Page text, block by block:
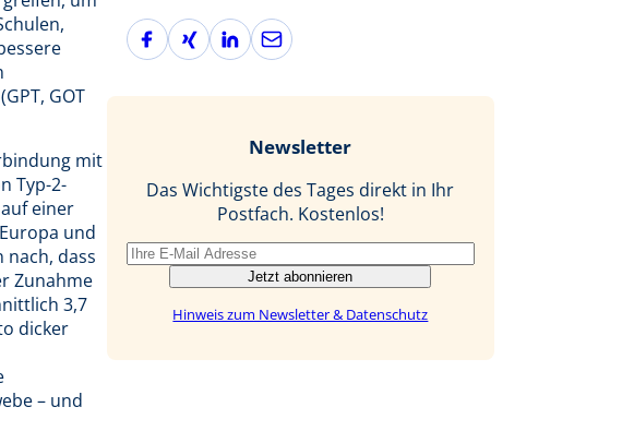
GOT
mit
Typ-2-
einer
und
nach, dass
Zunahme
3,7
dicker
– und
F
a
X
i
L
i
n
E
-
l
Newsletter
Das Wichtigste des Tages direkt in Ihr
Postfach. Kostenlos!
Jetzt abonnieren
Hinweis zum Newsletter & Datenschutz